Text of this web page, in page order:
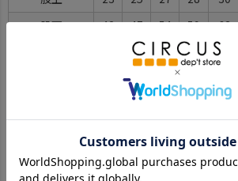
股下
42 47 54 59 63
38 41 43 45
21
13
※BCはバックセンター（首から裾までの後中
※SNPはサイドネックポイント（肩から裾ま
さ）です。